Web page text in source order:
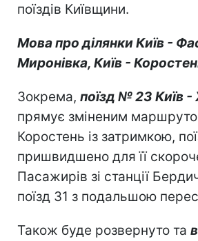
поїздів Київщини.
Мова про ділянки Київ -
Миронівка, Київ -
Зокрема, поїзд № 23 Київ -
прямує зміненим
Коростень із затримкою,
пришвидшено для її
Пасажирів зі станції
поїзд 31 з подальшою
Також буде розвернуто та